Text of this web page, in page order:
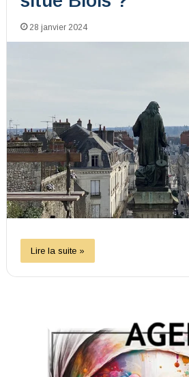
28 janvier 2024
Lire la suite »